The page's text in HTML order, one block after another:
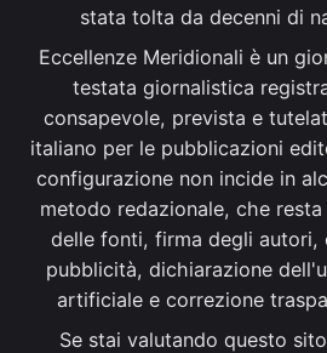
stata tolta da decenni di
Eccellenze Meridionali è un
testata giornalistica
consapevole, prevista e
italiano per le pubblicazioni
configurazione non incide in
metodo redazionale, che
delle fonti, firma degli autori,
pubblicità, dichiarazione
artificiale e correzione
Se stai valutando questo